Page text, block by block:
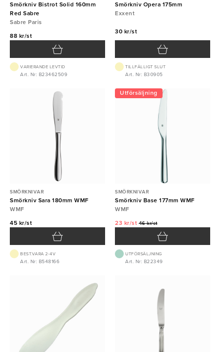
Smörkniv Bistrot Solid 160mm
Red Sabre
Sabre Paris
88 kr/st
VARIERANDE LEVTID
Art. Nr: B23462509
Smörkniv Opera 175mm
Exxent
30 kr/st
TILLFÄLLIGT SLUT
Art. Nr: B30905
SMÖRKNIVAR
Smörkniv Sara 180mm WMF
WMF
45 kr/st
BEST.VARA 2-4V
Art. Nr: B548166
Utförsäljning
SMÖRKNIVAR
Smörkniv Base 177mm WMF
WMF
23 kr/st46 kr/st
UTFÖRSÄLJNING
Art. Nr: B22349